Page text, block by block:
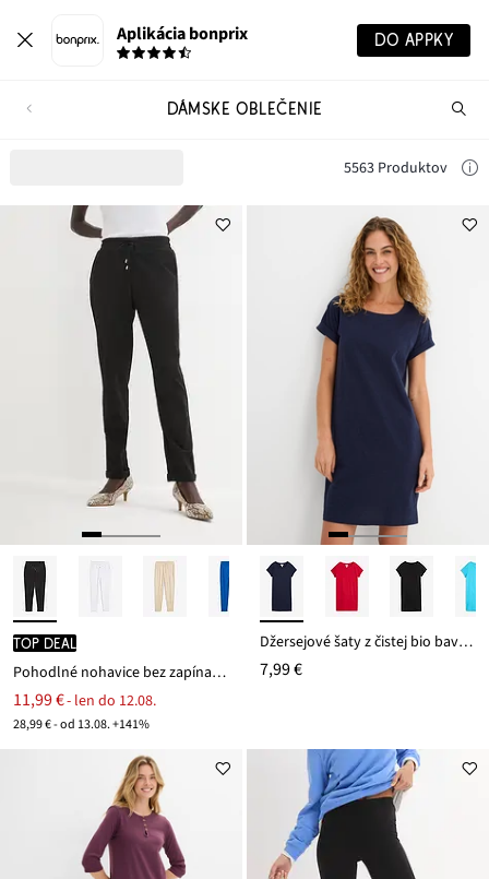
Aplikácia bonprix DO APPKY
DÁMSKE OBLEČENIE
5563 Produktov
TOP DEAL
Pohodlné nohavice bez zapínania Punto di Roma
11,99 €- len do 12.08.
28,99 € - od 13.08. +141%
Džersejové šaty z čistej bio bavlny
7,99 €